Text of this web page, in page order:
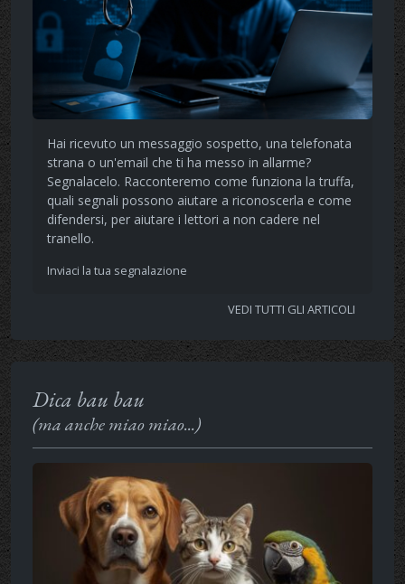
Hai ricevuto un messaggio sospetto, una telefonata
strana o un'email che ti ha messo in allarme?
Segnalacelo. Racconteremo come funziona la truffa,
quali segnali possono aiutare a riconoscerla e come
difendersi, per aiutare i lettori a non cadere nel
tranello.
Inviaci la tua segnalazione
VEDI TUTTI GLI ARTICOLI
Dica bau bau
(ma anche miao miao...)